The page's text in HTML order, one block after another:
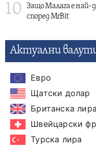
10
Защо Малага е най-
според MrBit
Актуални
Евро
Щатски долар
Британска лира
Швейцарски
Турска лира